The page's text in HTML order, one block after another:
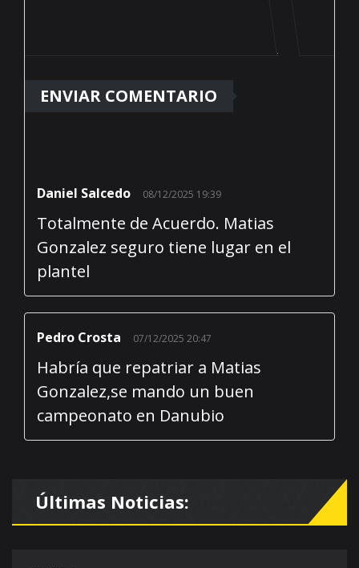
Daniel Salcedo 08/12/2025 19:39
Totalmente de Acuerdo. Matias
Gonzalez seguro tiene lugar en el
plantel
Pedro Crosta 07/12/2025 20:47
Habría que repatriar a Matias
Gonzalez,se mando un buen
campeonato en Danubio
Últimas Noticias: